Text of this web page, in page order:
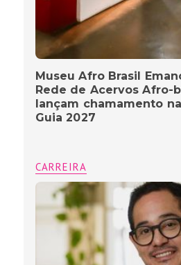
Museu Afro Brasil
Rede de Acervos Afro-
lançam chamamento
Guia 2027
CARREIRA